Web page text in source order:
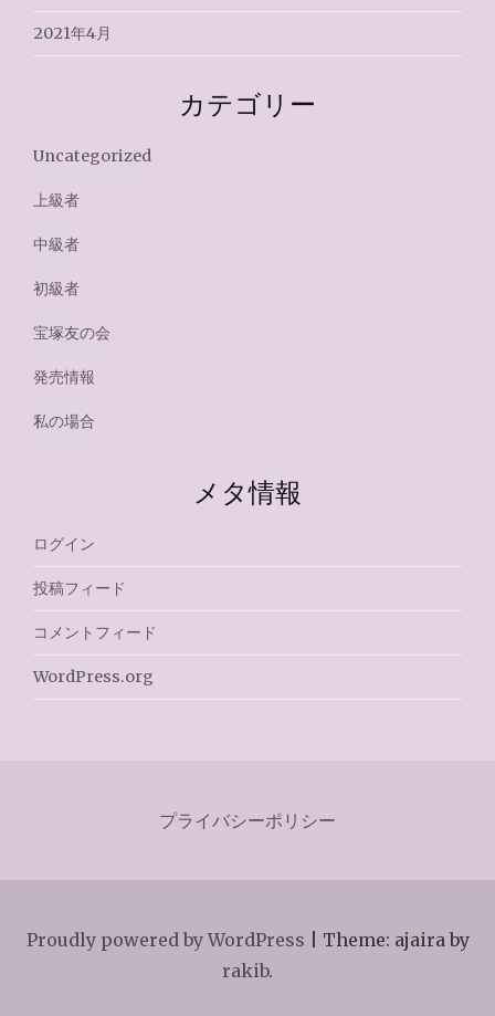
2021年4月
カテゴリー
Uncategorized
上級者
中級者
初級者
宝塚友の会
発売情報
私の場合
メタ情報
ログイン
投稿フィード
コメントフィード
WordPress.org
プライバシーポリシー
Proudly powered by WordPress
Theme: ajaira by
rakib.